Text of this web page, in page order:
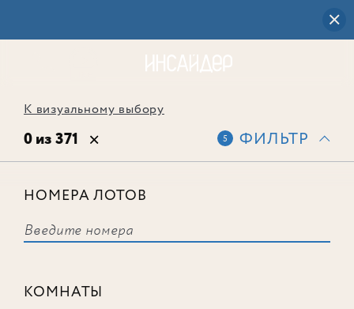
К визуальному выбору
0 из 371 5 ФИЛЬТР
НОМЕРА ЛОТОВ
КОМНАТЫ
соответствует ни одного лота